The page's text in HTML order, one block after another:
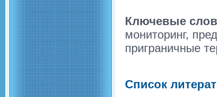
Ключевые
мониторинг,
приграничные
Список